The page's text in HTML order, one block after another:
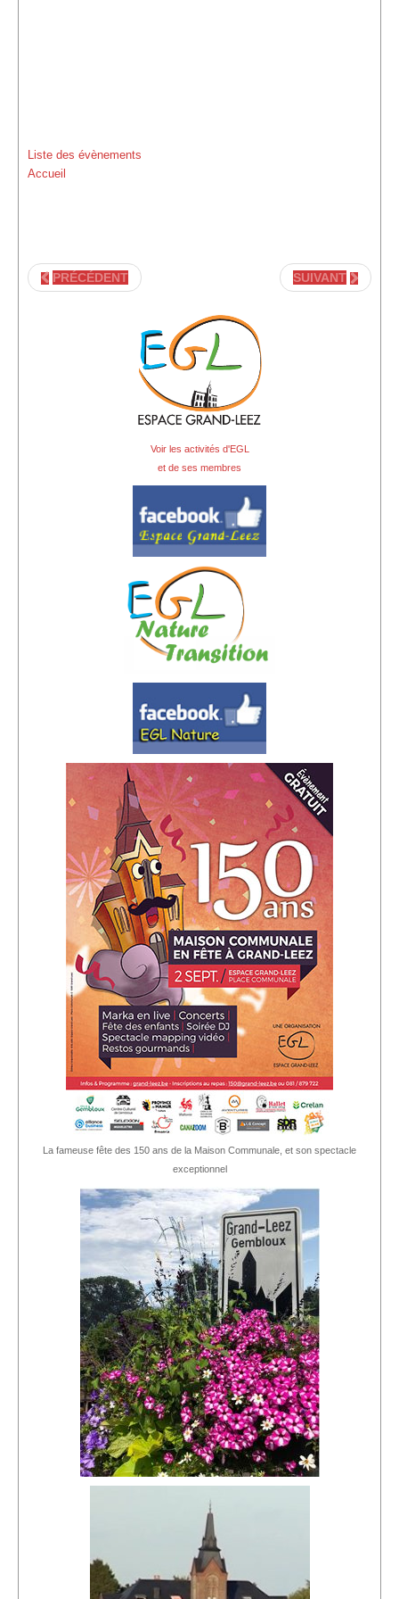
Salle du 2d étage (Photos)
Reportages photographiques
Vidéos récentes
Vidéos archives
Inscrivez-vous à notre Lettre d'information
Liste des évènements
Accueil
PRÉCÉDENT SUIVANT
Voir les activités d'EGL
et de ses membres
La fameuse fête des 150 ans de la Maison Communale, et son spectacle
exceptionnel